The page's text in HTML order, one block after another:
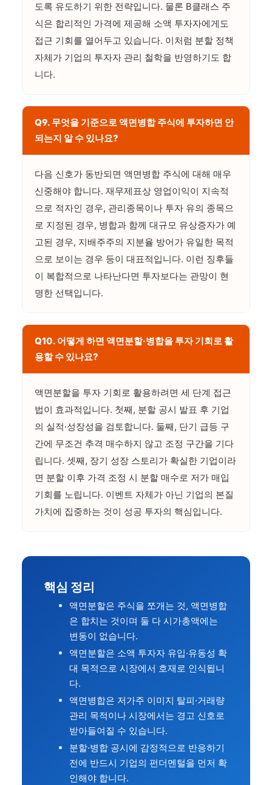
도록 유도하기 위한 전략입니다. 물론 B클래스 주
식은 합리적인 가격에 제공해 소액 투자자에게도
접근 기회를 열어두고 있습니다. 이처럼 분할 정책
자체가 기업의 투자자 관리 철학을 반영하기도 합
니다.
Q9. 무엇을 기준으로 액면병합 주식에 투자하면 안
되는지 알 수 있나요?
다음 신호가 동반되면 액면병합 주식에 대해 매우
신중해야 합니다. 재무제표상 영업이익이 지속적
으로 적자인 경우, 관리종목이나 투자 유의 종목으
로 지정된 경우, 병합과 함께 대규모 유상증자가 예
고된 경우, 지배주주의 지분율 방어가 유일한 목적
으로 보이는 경우 등이 대표적입니다. 이런 징후들
이 복합적으로 나타난다면 투자보다는 관망이 현
명한 선택입니다.
Q10. 어떻게 하면 액면분할·병합을 투자 기회로 활
용할 수 있나요?
액면분할을 투자 기회로 활용하려면 세 단계 접근
법이 효과적입니다. 첫째, 분할 공시 발표 후 기업
의 실적·성장성을 검토합니다. 둘째, 단기 급등 구
간에 무조건 추격 매수하지 않고 조정 구간을 기다
립니다. 셋째, 장기 성장 스토리가 확실한 기업이라
면 분할 이후 가격 조정 시 분할 매수로 저가 매입
기회를 노립니다. 이벤트 자체가 아닌 기업의 본질
가치에 집중하는 것이 성공 투자의 핵심입니다.
핵심 정리
액면분할은 주식을 쪼개는 것, 액면병합
은 합치는 것이며 둘 다 시가총액에는
변동이 없습니다.
액면분할은 소액 투자자 유입·유동성 확
대 목적으로 시장에서 호재로 인식됩니
다.
액면병합은 저가주 이미지 탈피·거래량
관리 목적이나 시장에서는 경고 신호로
받아들여질 수 있습니다.
분할·병합 공시에 감정적으로 반응하기
전에 반드시 기업의 펀더멘털을 먼저 확
인해야 합니다.